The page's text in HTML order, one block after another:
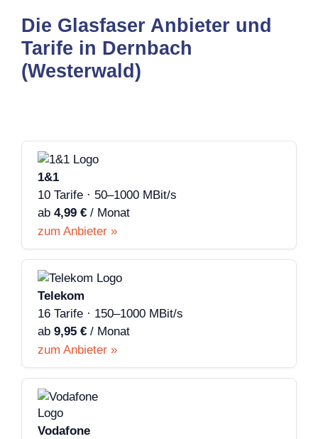
Die Glasfaser Anbieter und
Tarife in Dernbach
(Westerwald)
1&1
10 Tarife · 50–1000 MBit/s
ab 4,99 € / Monat
zum Anbieter »
Telekom
16 Tarife · 150–1000 MBit/s
ab 9,95 € / Monat
zum Anbieter »
Vodafone